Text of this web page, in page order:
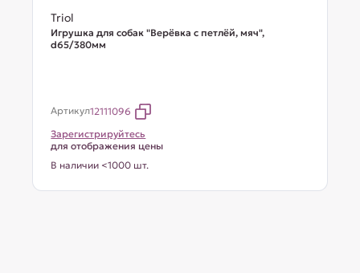
Triol
Игрушка для собак "Верёвка с петлёй, мяч",
d65/380мм
Артикул12111096
Зарегистрируйтесь
для отображения цены
В наличии <1000 шт.